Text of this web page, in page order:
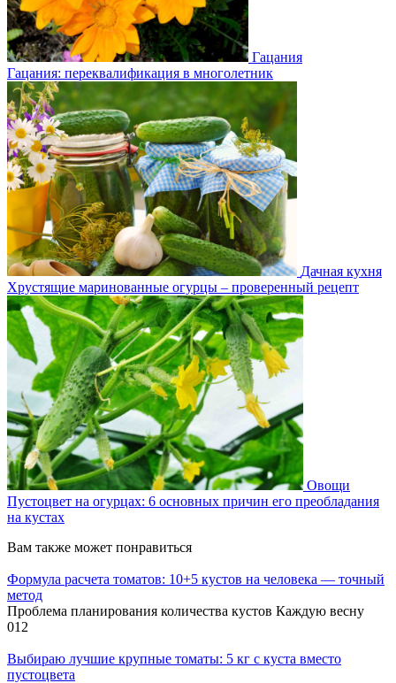
Гацания
Гацания: переквалификация в многолетник
Дачная кухня
Хрустящие маринованные огурцы – проверенный рецепт
Овощи
Пустоцвет на огурцах: 6 основных причин его преобладания
на кустах
Вам также может понравиться
Формула расчета томатов: 10+5 кустов на человека — точный
метод
Проблема планирования количества кустов Каждую весну
012
Выбираю лучшие крупные томаты: 5 кг с куста вместо
пустоцвета